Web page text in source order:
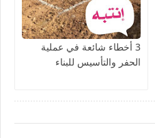
3 أخطاء شائعة في عملية
الحفر والتأسيس للبناء